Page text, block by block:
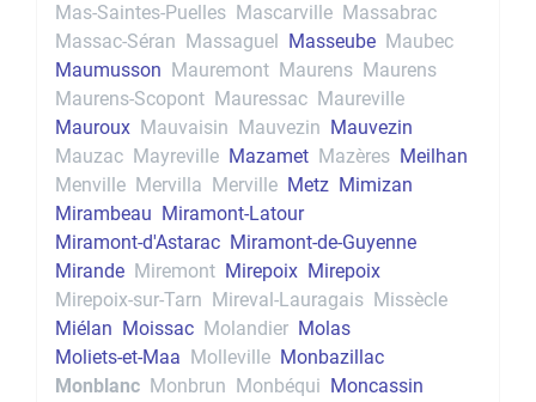
Mas-Saintes-Puelles Mascarville Massabrac
Massac-Séran Massaguel Masseube Maubec
Maumusson Mauremont Maurens Maurens
Maurens-Scopont Mauressac Maureville
Mauroux Mauvaisin Mauvezin Mauvezin
Mauzac Mayreville Mazamet Mazères Meilhan
Menville Mervilla Merville Metz Mimizan
Mirambeau Miramont-Latour
Miramont-d'Astarac Miramont-de-Guyenne
Mirande Miremont Mirepoix Mirepoix
Mirepoix-sur-Tarn Mireval-Lauragais Missècle
Miélan Moissac Molandier Molas
Moliets-et-Maa Molleville Monbazillac
Monblanc Monbrun Monbéqui Moncassin